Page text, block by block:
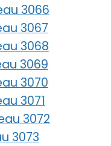
3066
3067
3068
3069
3070
3071
3072
3073